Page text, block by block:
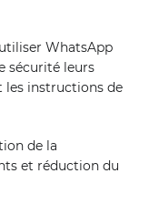
WhatsApp
sécurité leurs
les instructions de
de la
et réduction du